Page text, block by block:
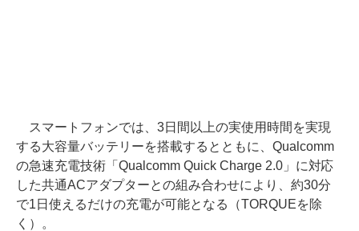
スマートフォンでは、3日間以上の実使用時間を実現
する大容量バッテリーを搭載するとともに、Qualcomm
の急速充電技術「Qualcomm Quick Charge 2.0」に対応
した共通ACアダプターとの組み合わせにより、約30分
で1日使えるだけの充電が可能となる（TORQUEを除
く）。